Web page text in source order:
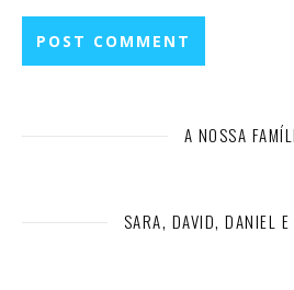
A NOSSA
SARA, DAVID, DANIEL